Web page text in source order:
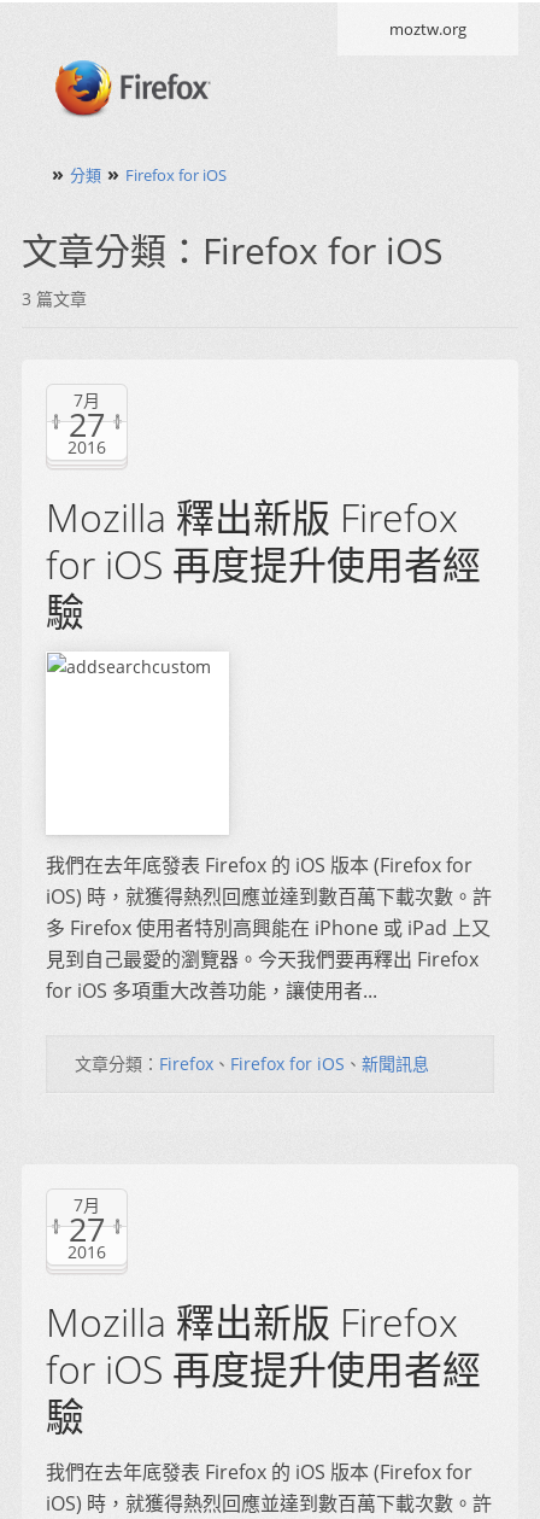
moztw.org
» 分類 » Firefox for iOS
文章分類：Firefox for iOS
3 篇文章
7月
27
2016
Mozilla 釋出新版 Firefox
for iOS 再度提升使用者經
驗
我們在去年底發表 Firefox 的 iOS 版本 (Firefox for
iOS) 時，就獲得熱烈回應並達到數百萬下載次數。許
多 Firefox 使用者特別高興能在 iPhone 或 iPad 上又
見到自己最愛的瀏覽器。今天我們要再釋出 Firefox
for iOS 多項重大改善功能，讓使用者...
文章分類： Firefox 、 Firefox for iOS 、 新聞訊息
7月
27
2016
Mozilla 釋出新版 Firefox
for iOS 再度提升使用者經
驗
我們在去年底發表 Firefox 的 iOS 版本 (Firefox for
iOS) 時，就獲得熱烈回應並達到數百萬下載次數。許